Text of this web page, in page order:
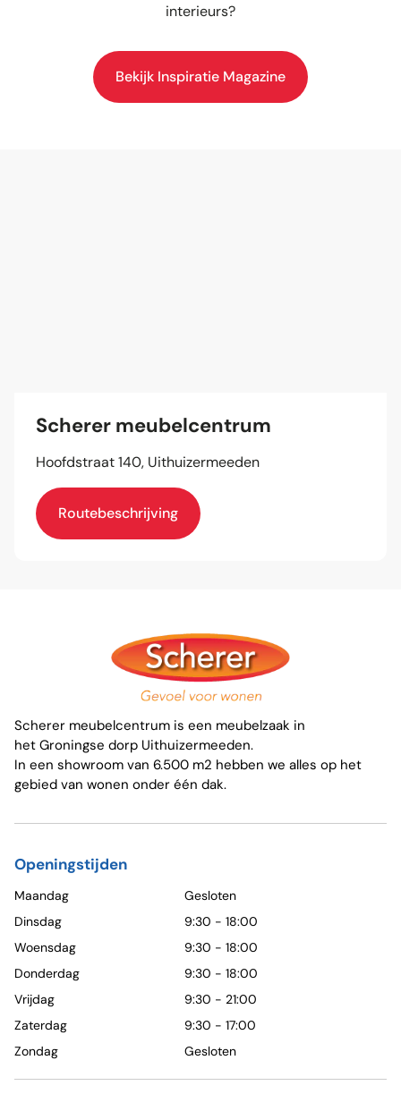
interieurs?
Bekijk Inspiratie Magazine
Scherer meubelcentrum
Hoofdstraat 140, Uithuizermeeden
Routebeschrijving
Scherer meubelcentrum is een meubelzaak in
het Groningse dorp Uithuizermeeden.
In een showroom van 6.500 m2 hebben we alles op het
gebied van wonen onder één dak.
Openingstijden
Maandag
Gesloten
Dinsdag
9:30 - 18:00
Woensdag
9:30 - 18:00
Donderdag
9:30 - 18:00
Vrijdag
9:30 - 21:00
Zaterdag
9:30 - 17:00
Zondag
Gesloten